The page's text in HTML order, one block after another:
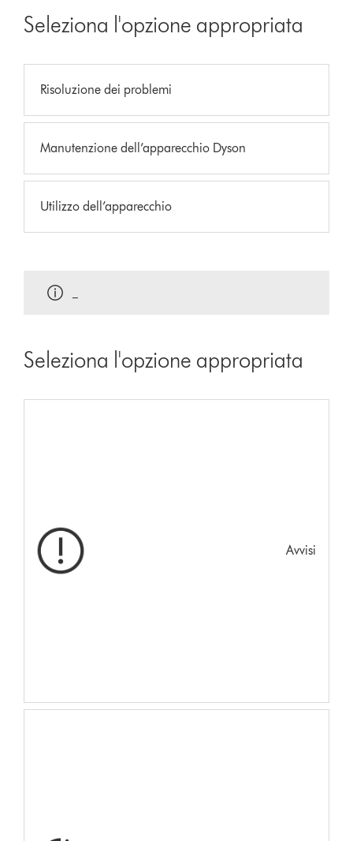
Seleziona l'opzione appropriata
Risoluzione dei problemi
Manutenzione dell’apparecchio Dyson
Utilizzo dell’apparecchio
Seleziona l'opzione appropriata
Avvisi